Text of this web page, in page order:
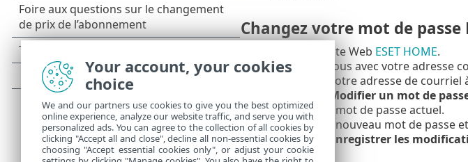
Changez votre mot de passe
Allez sur le site Web ESET HOME.
2. Connectez-vous avec votre adresse
Cliquez sur votre adresse de
Modifier un mot de
5. Entrez votre mot de passe actuel.
6. Entrez votre nouveau mot de passe
7. Cliquez sur Enregistrer les
Your account, your cookies
choice
We and our partners use cookies to give you the best optimized
online experience, analyze our website traffic, and serve you with
personalized ads. You can agree to the collection of all cookies by
clicking "Accept all and close", decline all non-essential cookies by
choosing "Accept essential cookies only", or adjust your cookie